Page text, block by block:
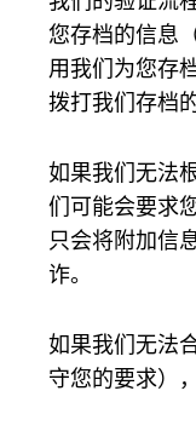
您存档的信息
用我们为您存
拨打我们存档
如果我们无法
们可能会要求
只会将附加信
诈。
如果我们无法
守您的要求）